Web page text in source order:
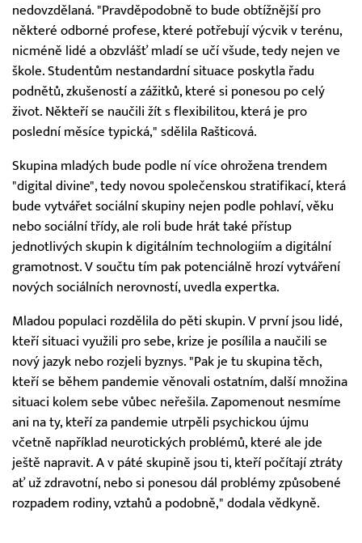
nedovzdělaná. "Pravděpodobně to bude obtížnější pro
některé odborné profese, které potřebují výcvik v terénu,
nicméně lidé a obzvlášť mladí se učí všude, tedy nejen ve
škole. Studentům nestandardní situace poskytla řadu
podnětů, zkušeností a zážitků, které si ponesou po celý
život. Někteří se naučili žít s flexibilitou, která je pro
poslední měsíce typická," sdělila Rašticová.
Skupina mladých bude podle ní více ohrožena trendem
"digital divine", tedy novou společenskou stratifikací, která
bude vytvářet sociální skupiny nejen podle pohlaví, věku
nebo sociální třídy, ale roli bude hrát také přístup
jednotlivých skupin k digitálním technologiím a digitální
gramotnost. V součtu tím pak potenciálně hrozí vytváření
nových sociálních nerovností, uvedla expertka.
Mladou populaci rozdělila do pěti skupin. V první jsou lidé,
kteří situaci využili pro sebe, krize je posílila a naučili se
nový jazyk nebo rozjeli byznys. "Pak je tu skupina těch,
kteří se během pandemie věnovali ostatním, další množina
situaci kolem sebe vůbec neřešila. Zapomenout nesmíme
ani na ty, kteří za pandemie utrpěli psychickou újmu
včetně například neurotických problémů, které ale jde
ještě napravit. A v páté skupině jsou ti, kteří počítají ztráty
ať už zdravotní, nebo si ponesou dál problémy způsobené
rozpadem rodiny, vztahů a podobně," dodala vědkyně.